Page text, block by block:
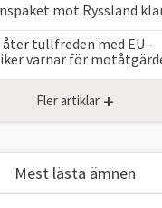
mot Ryssland
tullfreden med EU –
⁠varnar för
Fler artiklar +
Mest lästa ämnen